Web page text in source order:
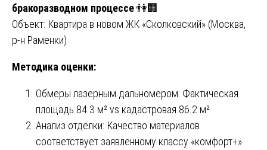
бракоразводном процессе👫🏢
Объект: Квартира в новом ЖК «Сколковский» (Москва,
р-н Раменки)
Методика оценки:
Обмеры лазерным дальномером: Фактическая
площадь 84.3 м² vs кадастровая 86.2 м²
Анализ отделки: Качество материалов
соответствует заявленному классу «комфорт+»